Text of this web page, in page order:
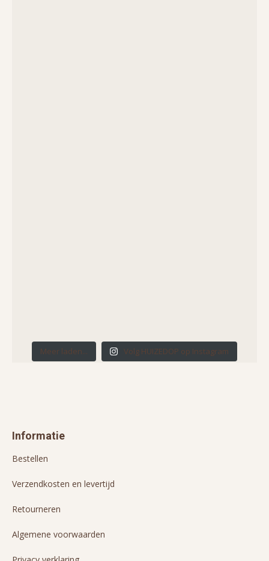
Meer laden... Volg HUIZEDOP op Instagram
Informatie
Bestellen
Verzendkosten en levertijd
Retourneren
Algemene voorwaarden